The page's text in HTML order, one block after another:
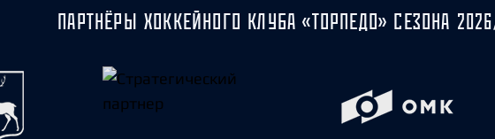
ПАРТНЁРЫ ХОККЕЙНОГО КЛУБА «ТОРПЕДО» СЕЗОНА